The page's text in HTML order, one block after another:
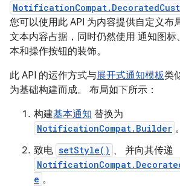
您可以使用此 API 为内容提供自定义布
文本内容占据，同时仍然使用 通知图标
本和操作按钮的装饰。
此 API 的运作方式与展开式通知模板类
为基础构建而成。 布局如下所示：
构建基本通知 替换为
NotificationCompat.Builder 。
致电 setStyle() 、 并向其传递
e 。